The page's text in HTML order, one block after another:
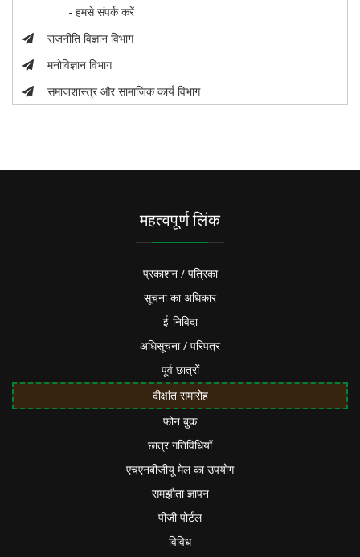
- हमसे संपर्क करें
राजनीति विज्ञान विभाग
मनोविज्ञान विभाग
समाजशास्त्र और सामाजिक कार्य विभाग
महत्वपूर्ण लिंक
प्रकाशन / पत्रिका
सूचना का अधिकार
ई-निविदा
अधिसूचना / परिपत्र
पूर्व छात्रों
दीक्षांत समारोह
फोन बुक
छात्र गतिविधियाँ
एचएनबीजीयू मेल का उपयोग
समझौता ज्ञापन
पीजी पोर्टल
विविध